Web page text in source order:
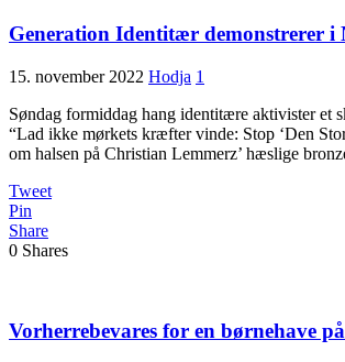
Generation Identitær demonstrerer i
15. november 2022 Hodja 1
Søndag formiddag hang identitære aktivister et
“Lad ikke mørkets kræfter vinde: Stop ‘Den
om halsen på Christian Lemmerz’ hæslige
Tweet
Pin
Share
0 Shares
Vorherrebevares for en børnehave